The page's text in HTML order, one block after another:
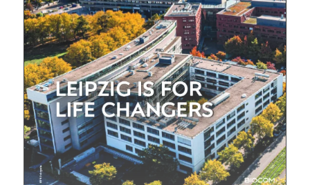
Mit dem |transkript-Newsletter
jede Woche aktuell informiert.
E-
Mail
(erforderlich)